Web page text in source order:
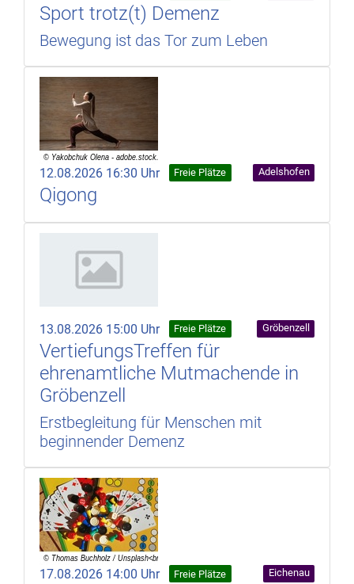
Sport trotz(t) Demenz
Bewegung ist das Tor zum Leben
12.08.2026 16:30 Uhr Freie Plätze Adelshofen
Qigong
13.08.2026 15:00 Uhr Freie Plätze Gröbenzell
VertiefungsTreffen für
ehrenamtliche Mutmachende in
Gröbenzell
Erstbegleitung für Menschen mit
beginnender Demenz
17.08.2026 14:00 Uhr Freie Plätze Eichenau